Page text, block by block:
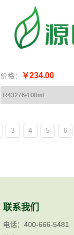
价格： ￥234.00
3 4 5 6
联系我们
电话：400-666-5481